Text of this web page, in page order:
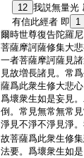
12 我説無量光
有信此經者 即
1
爾時世尊復告陀羅
菩薩摩訶薩修集大
一者菩薩摩訶薩見
見故増長諸見。常
薩爲此衆生修大悲
爲壞衆生如是妄見
倒。常見無常無常
淨見不淨不淨見淨
故菩薩爲此衆生修
法要。爲壞衆生如